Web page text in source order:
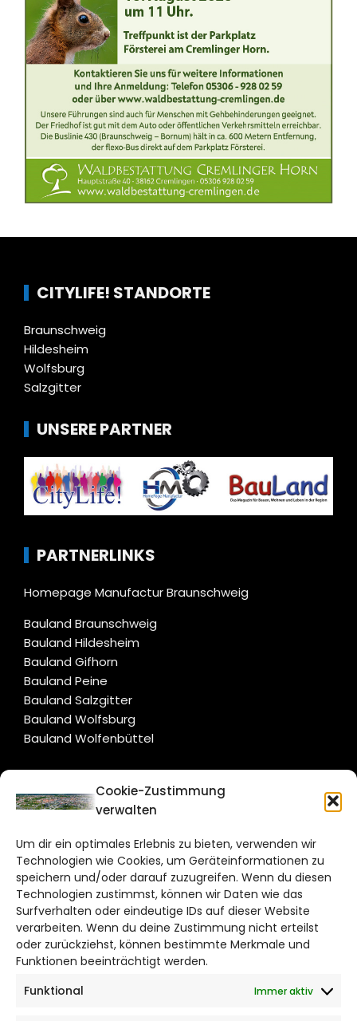
Cookie-Zustimmung
verwalten
Um dir ein optimales Erlebnis zu bieten, verwenden wir
Technologien wie Cookies, um Geräteinformationen zu
speichern und/oder darauf zuzugreifen. Wenn du diesen
Technologien zustimmst, können wir Daten wie das
Surfverhalten oder eindeutige IDs auf dieser Website
verarbeiten. Wenn du deine Zustimmung nicht erteilst
oder zurückziehst, können bestimmte Merkmale und
Funktionen beeinträchtigt werden.
Funktional
Immer aktiv
CITYLIFE! STANDORTE
Braunschweig
Hildesheim
Wolfsburg
Salzgitter
UNSERE PARTNER
PARTNERLINKS
Homepage Manufactur Braunschweig
Bauland Braunschweig
Bauland Hildesheim
Bauland Gifhorn
Bauland Peine
Bauland Salzgitter
Bauland Wolfsburg
Bauland Wolfenbüttel
CITYLIFE!
Bruchtorwall 12
38100 Braunschweig
Telefon: 0531 387220 – 65
DAS STADTMAGAZIN FÜR
BRAUNSCHWEIG
Impressum